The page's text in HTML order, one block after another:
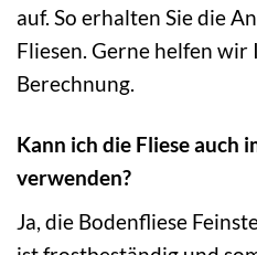
auf. So erhalten Sie die
Fliesen. Gerne helfen wir
Berechnung.
Kann ich die Fliese auch
verwenden?
Ja, die Bodenfliese